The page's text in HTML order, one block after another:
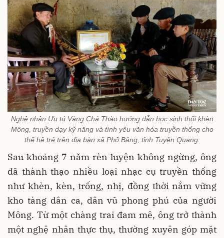
Nghệ nhân Ưu tú Vàng Chá Thào hướng dẫn học sinh thổi khèn
Mông, truyền dạy kỹ năng và tình yêu văn hóa truyền thống cho
thế hệ trẻ trên địa bàn xã Phố Bảng, tỉnh Tuyên Quang.
Sau khoảng 7 năm rèn luyện không ngừng, ông
đã thành thạo nhiều loại nhạc cụ truyền thống
như khèn, kèn, trống, nhị, đồng thời nắm vững
kho tàng dân ca, dân vũ phong phú của người
Mông. Từ một chàng trai đam mê, ông trở thành
một nghệ nhân thực thụ, thường xuyên góp mặt